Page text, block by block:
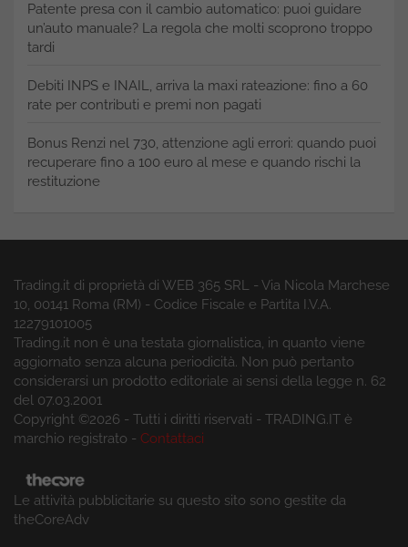
Patente presa con il cambio automatico: puoi guidare
un’auto manuale? La regola che molti scoprono troppo
tardi
Debiti INPS e INAIL, arriva la maxi rateazione: fino a 60
rate per contributi e premi non pagati
Bonus Renzi nel 730, attenzione agli errori: quando puoi
recuperare fino a 100 euro al mese e quando rischi la
restituzione
Trading.it di proprietà di WEB 365 SRL - Via Nicola Marchese
10, 00141 Roma (RM) - Codice Fiscale e Partita I.V.A.
12279101005
Trading.it non è una testata giornalistica, in quanto viene
aggiornato senza alcuna periodicità. Non può pertanto
considerarsi un prodotto editoriale ai sensi della legge n. 62
del 07.03.2001
Copyright ©2026 - Tutti i diritti riservati - TRADING.IT è
marchio registrato - Contattaci
Le attività pubblicitarie su questo sito sono gestite da
theCoreAdv